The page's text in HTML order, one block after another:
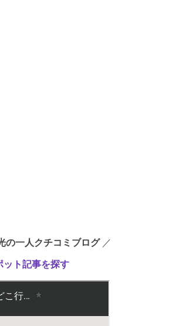
の一人クチコミブログ／
ト記事を探す